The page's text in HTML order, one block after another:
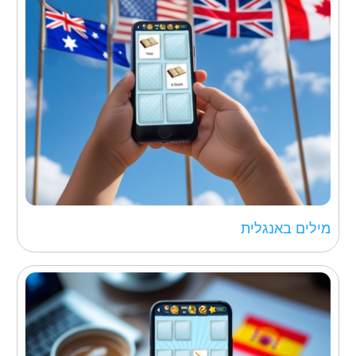
מילים באנגלית